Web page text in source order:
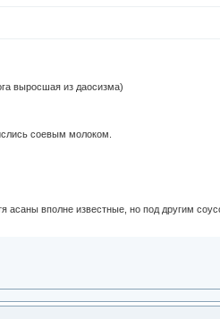
выросшая из даосизма)
соевым молоком.
асаны вполне известные, но под другим